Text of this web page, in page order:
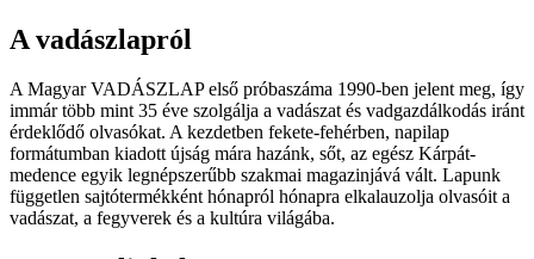
A vadászlapról
A Magyar VADÁSZLAP első próbaszáma 1990-ben jelent meg, így
immár több mint 35 éve szolgálja a vadászat és vadgazdálkodás iránt
érdeklődő olvasókat. A kezdetben fekete-fehérben, napilap
formátumban kiadott újság mára hazánk, sőt, az egész Kárpát-
medence egyik legnépszerűbb szakmai magazinjává vált. Lapunk
független sajtótermékként hónapról hónapra elkalauzolja olvasóit a
vadászat, a fegyverek és a kultúra világába.